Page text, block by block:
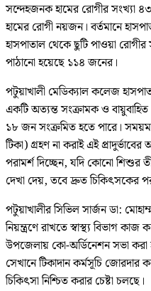
সন্দেহজনক হামের রোগীর সংখ্যা
হামের রোগী নয়জন। বর্তমানে
হাসপাতাল থেকে ছুটি পাওয়া
পাঠানো হয়েছে ১১৪ জনের।
পটুয়াখালী মেডিক্যাল কলেজ
একটি অত্যন্ত সংক্রামক ও
১৮ জন সংক্রমিত হতে পারে।
টিকা) গ্রহণ না করাই এই
পরামর্শ দিচ্ছেন, যদি কোনো শিশুর
দেখা দেয়, তবে দ্রুত চিকিৎসকের
পটুয়াখালীর সিভিল সার্জন ডা:
নিয়ন্ত্রণে রাখতে স্বাস্থ্য বিভাগ কাজ
উপজেলায় কো-অর্ডিনেশন সভা করা
সেখানে টিকাদান কর্মসূচি জোরদার
চিকিৎসা নিশ্চিত করার চেষ্টা চলছে।